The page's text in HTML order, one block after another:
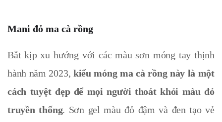
Mani đỏ ma cà rồng
Bắt kịp xu hướng với các màu sơn móng tay thịnh
hành năm 2023, kiểu móng ma cà rồng này là một
cách tuyệt đẹp để mọi người thoát khỏi màu đỏ
truyền thống. Sơn gel màu đỏ đậm và đen tạo vẻ